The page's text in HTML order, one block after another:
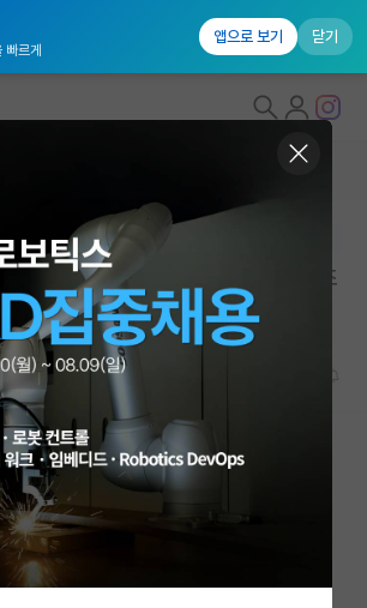
르게
앱으로 보기 닫기
개랩)
박제글입니다.
데 상황이 조금 꼬인것 같습니다 ..ㅠ 조